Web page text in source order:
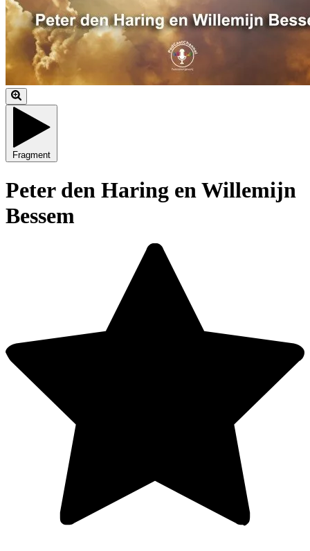
Fragment
Peter den Haring en Willemijn
Bessem